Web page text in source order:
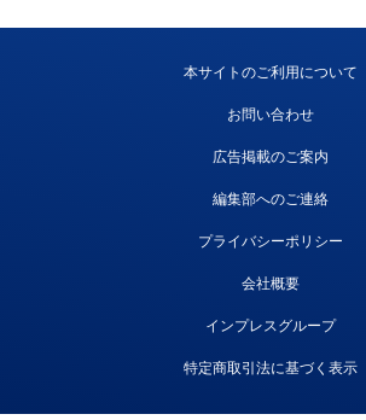
本サイトのご利用について
お問い合わせ
広告掲載のご案内
編集部へのご連絡
プライバシーポリシー
会社概要
インプレスグループ
特定商取引法に基づく表示